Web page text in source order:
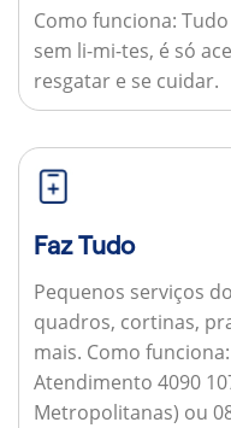
Como funciona:
sem li-mi-tes, é só
resgatar e se cuidar.
Faz Tudo
Pequenos serviços
quadros, cortinas,
mais. Como funciona:
Atendimento 4090
Metropolitanas) ou